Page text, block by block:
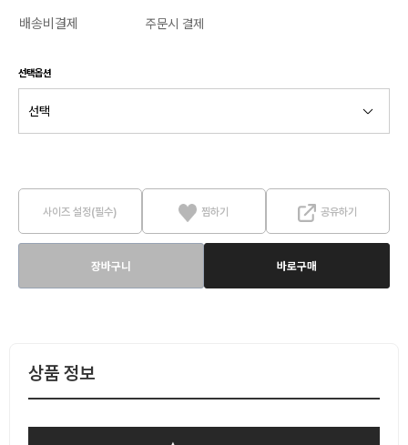
배송비결제 주문시 결제
선택옵션
사이즈 설정(필수) 찜하기 공유하기
장바구니 바로구매
상품 정보